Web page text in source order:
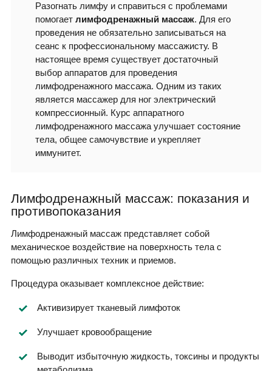
Разогнать лимфу и справиться с проблемами
помогает лимфодренажный массаж. Для его
проведения не обязательно записываться на
сеанс к профессиональному массажисту. В
настоящее время существует достаточный
выбор аппаратов для проведения
лимфодренажного массажа. Одним из таких
является массажер для ног электрический
компрессионный. Курс аппаратного
лимфодренажного массажа улучшает состояние
тела, общее самочувствие и укрепляет
иммунитет.
Лимфодренажный массаж: показания и
противопоказания
Лимфодренажный массаж представляет собой
механическое воздействие на поверхность тела с
помощью различных техник и приемов.
Процедура оказывает комплексное действие:
Активизирует тканевый лимфоток
Улучшает кровообращение
Выводит избыточную жидкость, токсины и продукты